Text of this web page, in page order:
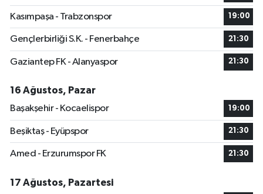
Kasımpaşa - Trabzonspor 19:00
Gençlerbirliği S.K. - Fenerbahçe 21:30
Gaziantep FK - Alanyaspor 21:30
16 Ağustos, Pazar
Başakşehir - Kocaelispor
19:00
Beşiktaş - Eyüpspor 21:30
Amed - Erzurumspor FK 21:30
17 Ağustos, Pazartesi